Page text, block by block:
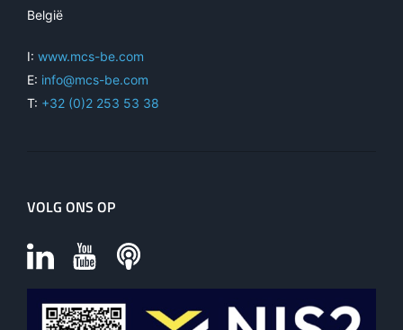
België
I: www.mcs-be.com
E: info@mcs-be.com
T: +32 (0)2 253 53 38
VOLG ONS OP